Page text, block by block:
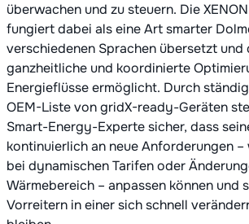
überwachen und zu steuern. Die
fungiert dabei als eine Art smarter
verschiedenen Sprachen übersetzt und
ganzheitliche und koordinierte
Energieflüsse ermöglicht. Durch
OEM-Liste von gridX-ready-Geräten
Smart-Energy-Experte sicher, dass
kontinuierlich an neue Anforderungen
bei dynamischen Tarifen oder
Wärmebereich – anpassen können und
Vorreitern in einer sich schnell